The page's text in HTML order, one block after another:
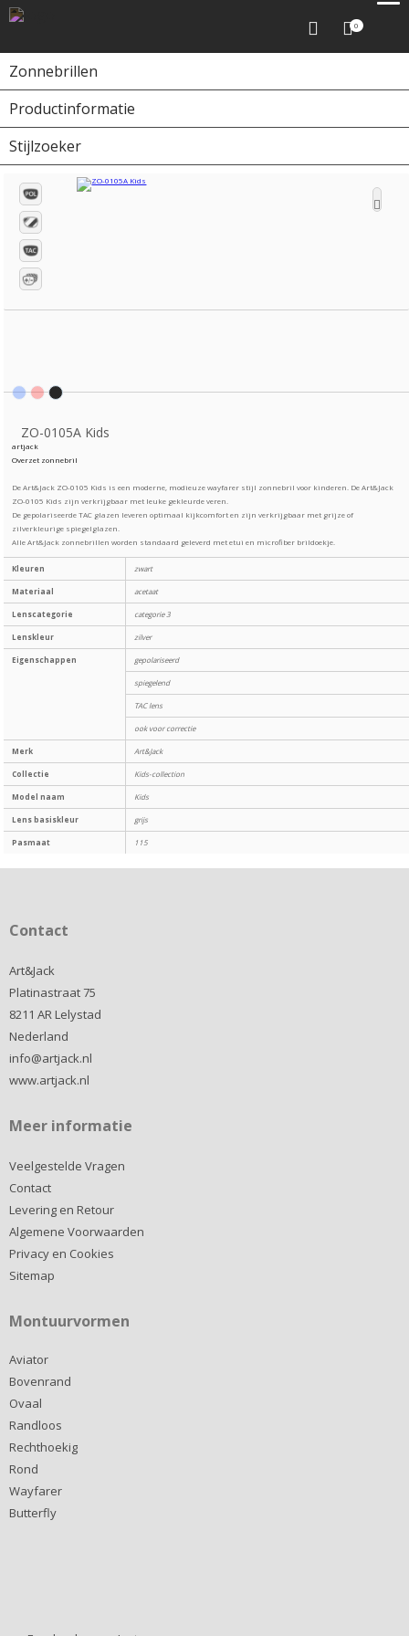
0
Zonnebrillen
Productinformatie
Stijlzoeker
Home Zonnebrillen
ZO-0105A Kids
artjack
Overzet zonnebril
De Art&Jack ZO-0105 Kids is een moderne, modieuze wayfarer stijl zonnebril voor kinderen. De Art&Jack
ZO-0105 Kids zijn verkrijgbaar met leuke gekleurde veren.
De gepolariseerde TAC glazen leveren optimaal kijkcomfort en zijn verkrijgbaar met grijze of
zilverkleurige spiegelglazen.
Alle Art&Jack zonnebrillen worden standaard geleverd met etui en microfiber brildoekje.
Kleuren zwart
Materiaal acetaat
Lenscategorie categorie 3
Lenskleur zilver
Eigenschappen gepolariseerd
spiegelend
TAC lens
ook voor correctie
Merk Art&Jack
Collectie Kids-collection
Model naam Kids
Lens basiskleur grijs
Pasmaat 115
Contact
Art&Jack
Platinastraat 75
8211 AR Lelystad
Nederland
info@artjack.nl
www.artjack.nl
Meer informatie
Veelgestelde Vragen
Contact
Levering en Retour
Algemene Voorwaarden
Privacy en Cookies
Sitemap
Montuurvormen
Aviator
Bovenrand
Ovaal
Randloos
Rechthoekig
Rond
Wayfarer
Butterfly